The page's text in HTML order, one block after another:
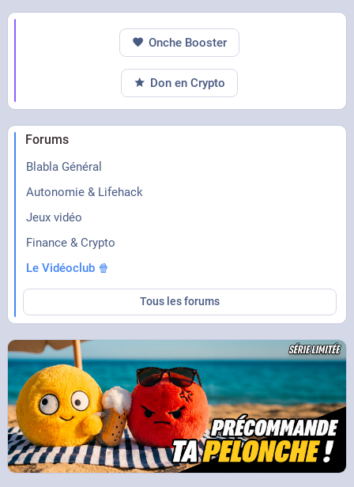
Forums
Blabla Général
Autonomie & Lifehack
Jeux vidéo
Finance & Crypto
Le Vidéoclub 🍿
Tous les forums
Onche Booster
Don en Crypto